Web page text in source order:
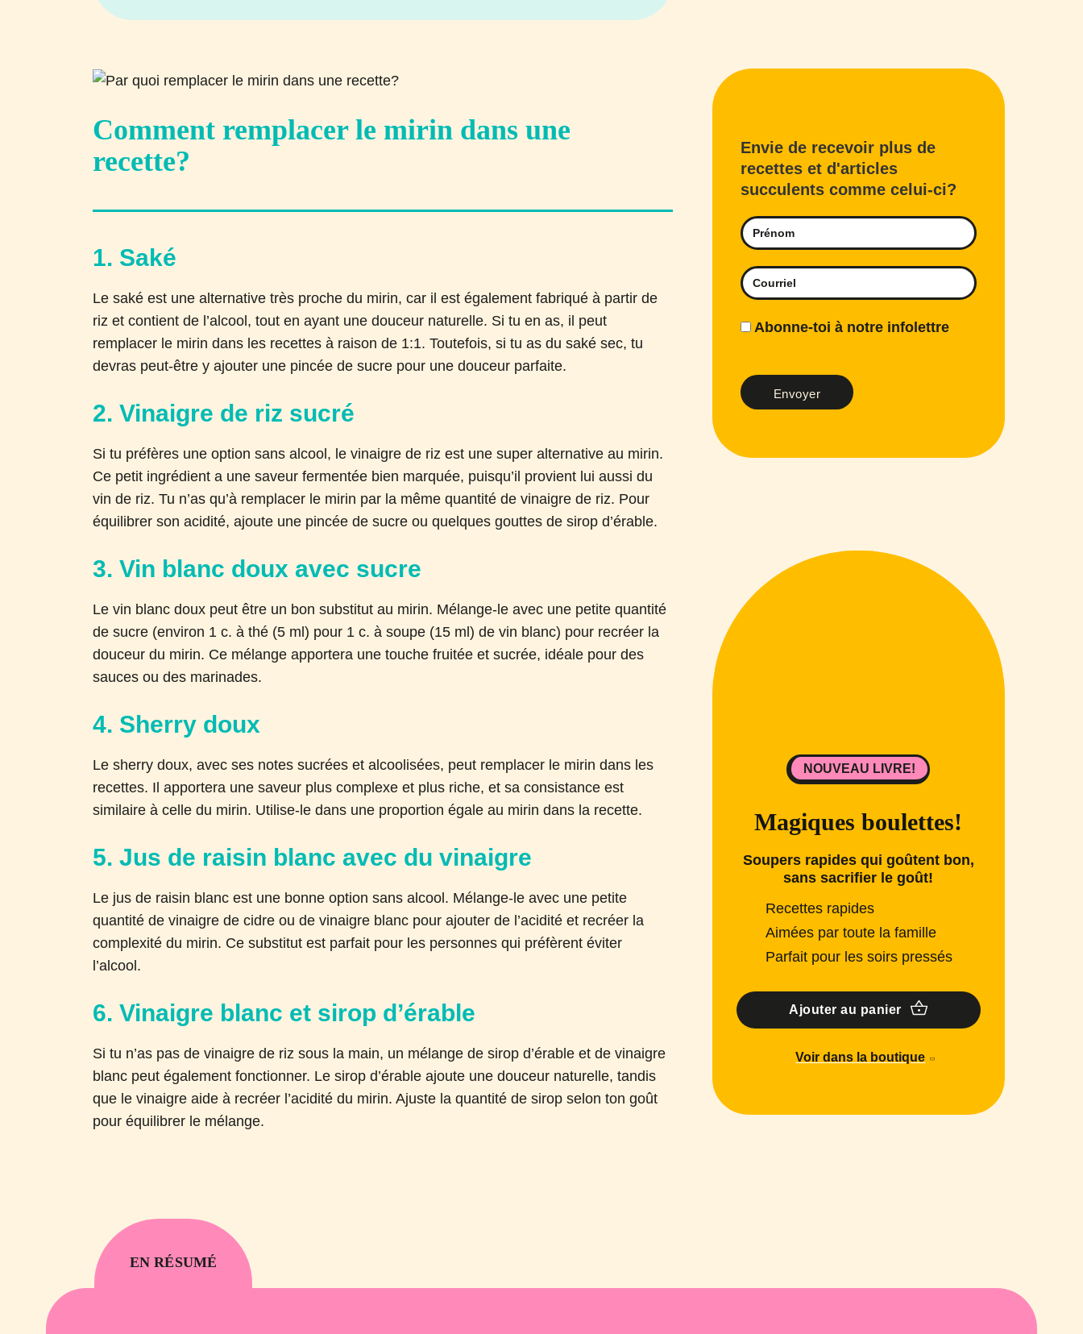
Comment remplacer le mirin dans une
recette?
1. Saké
Le saké est une alternative très proche du mirin, car il est également fabriqué à partir de
riz et contient de l’alcool, tout en ayant une douceur naturelle. Si tu en as, il peut
remplacer le mirin dans les recettes à raison de 1:1. Toutefois, si tu as du saké sec, tu
devras peut-être y ajouter une pincée de sucre pour une douceur parfaite.
2. Vinaigre de riz sucré
Si tu préfères une option sans alcool, le vinaigre de riz est une super alternative au mirin.
Ce petit ingrédient a une saveur fermentée bien marquée, puisqu’il provient lui aussi du
vin de riz. Tu n’as qu’à remplacer le mirin par la même quantité de vinaigre de riz. Pour
équilibrer son acidité, ajoute une pincée de sucre ou quelques gouttes de sirop d’érable.
3. Vin blanc doux avec sucre
Le vin blanc doux peut être un bon substitut au mirin. Mélange-le avec une petite quantité
de sucre (environ 1 c. à thé (5 ml) pour 1 c. à soupe (15 ml) de vin blanc) pour recréer la
douceur du mirin. Ce mélange apportera une touche fruitée et sucrée, idéale pour des
sauces ou des marinades.
4. Sherry doux
Le sherry doux, avec ses notes sucrées et alcoolisées, peut remplacer le mirin dans les
recettes. Il apportera une saveur plus complexe et plus riche, et sa consistance est
similaire à celle du mirin. Utilise-le dans une proportion égale au mirin dans la recette.
5. Jus de raisin blanc avec du vinaigre
Le jus de raisin blanc est une bonne option sans alcool. Mélange-le avec une petite
quantité de vinaigre de cidre ou de vinaigre blanc pour ajouter de l’acidité et recréer la
complexité du mirin. Ce substitut est parfait pour les personnes qui préfèrent éviter
l’alcool.
6. Vinaigre blanc et sirop d’érable
Si tu n’as pas de vinaigre de riz sous la main, un mélange de sirop d’érable et de vinaigre
blanc peut également fonctionner. Le sirop d’érable ajoute une douceur naturelle, tandis
que le vinaigre aide à recréer l’acidité du mirin. Ajuste la quantité de sirop selon ton goût
pour équilibrer le mélange.
Envie de recevoir plus de
recettes et d'articles
succulents comme celui-ci?
Abonne-toi à notre infolettre
Magiques boulettes!
Soupers rapides qui goûtent bon,
sans sacrifier le goût!
Recettes rapides
Aimées par toute la famille
Parfait pour les soirs pressés
Ajouter au panier
Voir dans la boutique
NOUVEAU LIVRE!
EN RÉSUMÉ